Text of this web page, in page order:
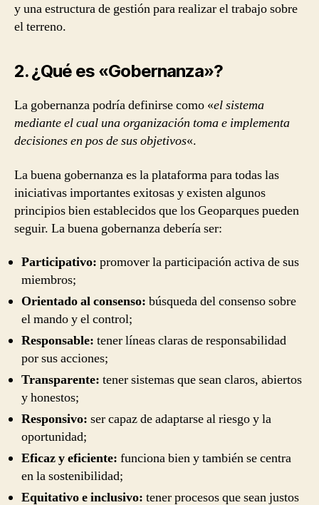
y una estructura de gestión para realizar el trabajo sobre
el terreno.
2. ¿Qué es «Gobernanza»?
La gobernanza podría definirse como «el sistema
mediante el cual una organización toma e implementa
decisiones en pos de sus objetivos«.
La buena gobernanza es la plataforma para todas las
iniciativas importantes exitosas y existen algunos
principios bien establecidos que los Geoparques pueden
seguir. La buena gobernanza debería ser:
Participativo: promover la participación activa de sus
miembros;
Orientado al consenso: búsqueda del consenso sobre
el mando y el control;
Responsable: tener líneas claras de responsabilidad
por sus acciones;
Transparente: tener sistemas que sean claros, abiertos
y honestos;
Responsivo: ser capaz de adaptarse al riesgo y la
oportunidad;
Eficaz y eficiente: funciona bien y también se centra
en la sostenibilidad;
Equitativo e inclusivo: tener procesos que sean justos